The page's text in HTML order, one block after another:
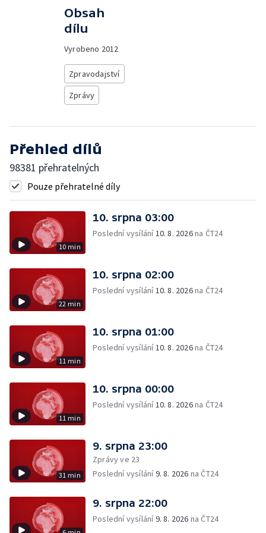
Obsah
dílu
Vyrobeno 2012
Zpravodajství
Zprávy
Přehled dílů
98381 přehratelných
Pouze přehratelné díly
10 min
10. srpna 03:00
Poslední vysílání10. 8. 2026na ČT24
22 min
10. srpna 02:00
Poslední vysílání10. 8. 2026na ČT24
11 min
10. srpna 01:00
Poslední vysílání10. 8. 2026na ČT24
11 min
10. srpna 00:00
Poslední vysílání10. 8. 2026na ČT24
31 min
9. srpna 23:00
Zprávy ve 23
Poslední vysílání9. 8. 2026 na ČT24
9. srpna 22:00
Poslední vysílání9. 8. 2026 na ČT24